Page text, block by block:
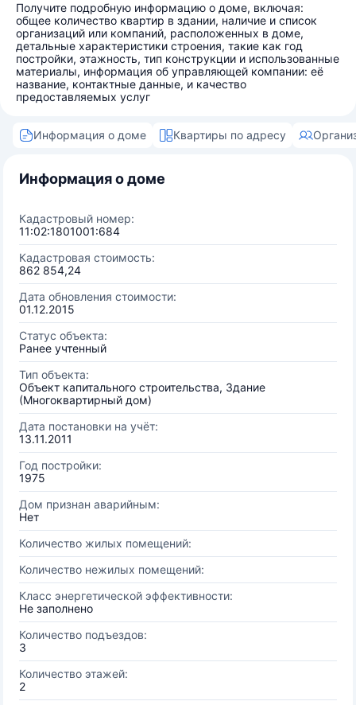
Получите подробную информацию о доме, включая:
общее количество квартир в здании, наличие и список
организаций или компаний, расположенных в доме,
детальные характеристики строения, такие как год
постройки, этажность, тип конструкции и использованные
материалы, информация об управляющей компании: её
название, контактные данные, и качество
предоставляемых услуг
Информация о доме Квартиры по адресу
Информация о доме
Кадастровый номер:
11:02:1801001:684
Кадастровая стоимость:
862 854,24
Дата обновления стоимости:
01.12.2015
Статус объекта:
Ранее учтенный
Тип объекта:
Объект капитального строительства, Здание
(Многоквартирный дом)
Дата постановки на учёт:
13.11.2011
Год постройки:
1975
Дом признан аварийным:
Нет
Количество жилых помещений:
Количество нежилых помещений:
Класс энергетической эффективности:
Не заполнено
Количество подъездов:
3
Количество этажей:
2